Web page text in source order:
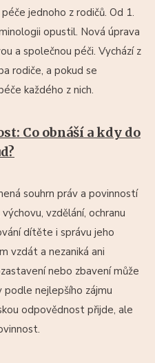
jednoho z rodičů. Od 1.
opustil. Nová úprava
a společnou péči. Vychází z
rodiče, a pokud se
každého z nich.
Co obnáší a kdy do
souhrn práv a povinností
vzdělání, ochranu
dítěte i správu jeho
vzdát a nezaniká ani
nebo zbavení může
nejlepšího zájmu
odpovědnost přijde, ale